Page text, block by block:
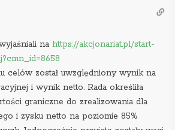
na https://akcjonariat.pl/start-
celów został uwzględniony wynik na
i wynik netto. Rada określiła
graniczne do zrealizowania dla
i zysku netto na poziomie 85%